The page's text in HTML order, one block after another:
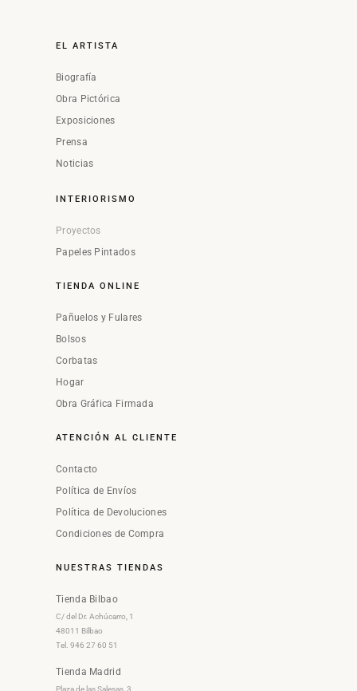
EL ARTISTA
Biografía
Obra Pictórica
Exposiciones
Prensa
Noticias
INTERIORISMO
Proyectos
Papeles Pintados
TIENDA ONLINE
Pañuelos y Fulares
Bolsos
Corbatas
Hogar
Obra Gráfica Firmada
ATENCIÓN AL CLIENTE
Contacto
Política de Envíos
Política de Devoluciones
Condiciones de Compra
NUESTRAS TIENDAS
Tienda Bilbao
C/ del Dr. Achúcarro, 1
48011 Bilbao
Tel. 946 27 60 51
Tienda Madrid
Plaza de las Salesas, 3